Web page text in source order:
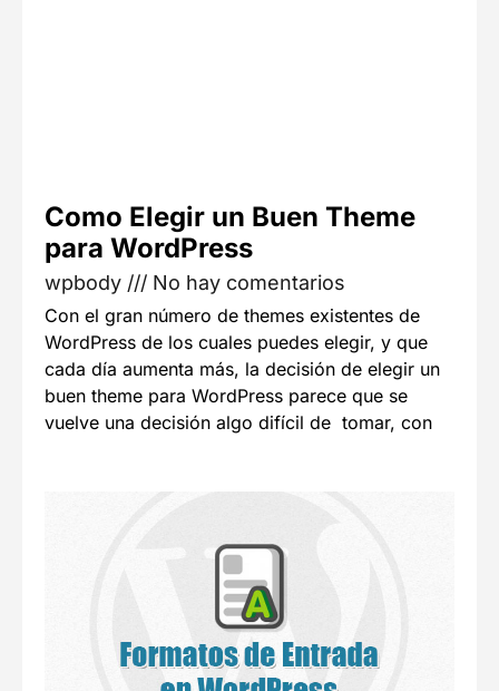
Como Elegir un Buen Theme
para WordPress
wpbody No hay comentarios
Con el gran número de themes existentes de
WordPress de los cuales puedes elegir, y que
cada día aumenta más, la decisión de elegir un
buen theme para WordPress parece que se
vuelve una decisión algo difícil de tomar, con